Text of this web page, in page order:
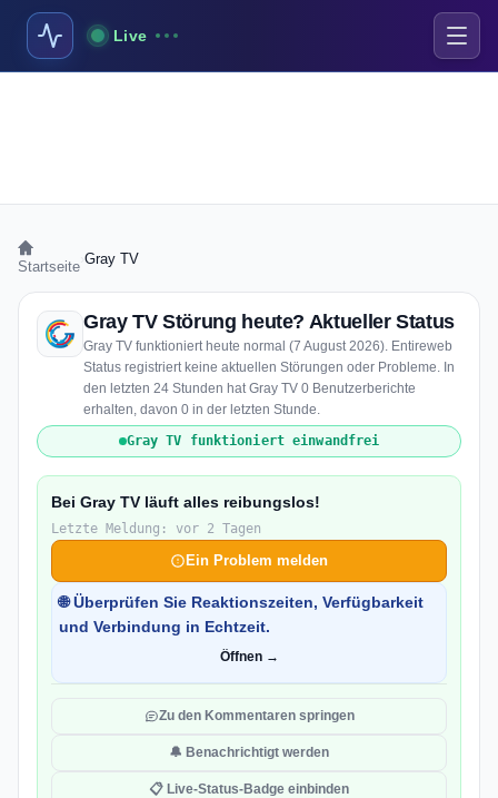
Live
Startseite Gray TV
Gray TV Störung heute? Aktueller Status
Gray TV funktioniert heute normal (7 August 2026). Entireweb
Status registriert keine aktuellen Störungen oder Probleme. In
den letzten 24 Stunden hat Gray TV 0 Benutzerberichte
erhalten, davon 0 in der letzten Stunde.
Gray TV funktioniert einwandfrei
Bei Gray TV läuft alles reibungslos!
Letzte Meldung: vor 2 Tagen
Ein Problem melden
🌐 Überprüfen Sie Reaktionszeiten, Verfügbarkeit
und Verbindung in Echtzeit.
Öffnen →
Zu den Kommentaren springen
🔔 Benachrichtigt werden
📋 Live-Status-Badge einbinden